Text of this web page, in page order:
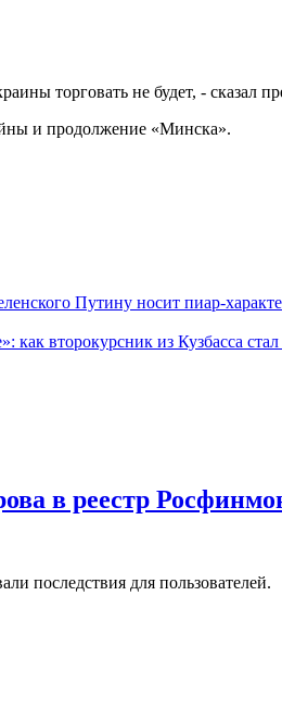
торговать не будет, - сказал
и продолжение «Минска».
Путину носит пиар-
как второкурсник из Кузбасса
в реестр
последствия для пользователей.